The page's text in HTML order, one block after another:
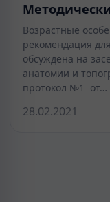
Возрастные
рекомендация
обсуждена на
анатомии и
протокол №1 от…
28.02.2021